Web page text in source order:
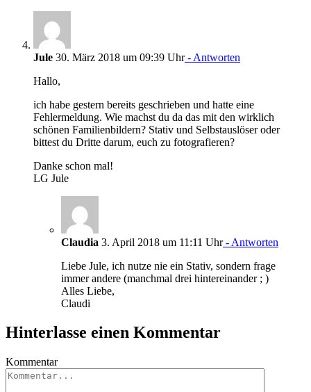
Jule 30. März 2018 um 09:39 Uhr- Antworten
Hallo,
ich habe gestern bereits geschrieben und hatte eine
Fehlermeldung. Wie machst du da das mit den wirklich
schönen Familienbildern? Stativ und Selbstauslöser oder
bittest du Dritte darum, euch zu fotografieren?
Danke schon mal!
LG Jule
Claudia 3. April 2018 um 11:11 Uhr- Antworten
Liebe Jule, ich nutze nie ein Stativ, sondern frage
immer andere (manchmal drei hintereinander ; )
Alles Liebe,
Claudi
Hinterlasse einen Kommentar
Kommentar